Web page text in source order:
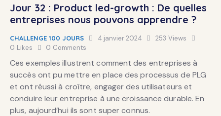
Jour 32 : Product led-growth : De quelles
entreprises nous pouvons apprendre ?
CHALLENGE 100 JOURS 4 janvier 2024 253 Views
0 Likes 0 Comments
Ces exemples illustrent comment des entreprises à
succès ont pu mettre en place des processus de PLG
et ont réussi à croître, engager des utilisateurs et
conduire leur entreprise à une croissance durable. En
plus, aujourd’hui ils sont super connus.